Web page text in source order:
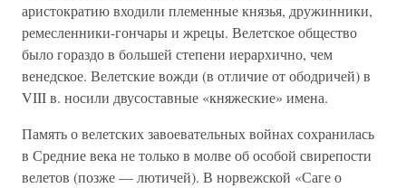
аристократию входили племенные князья, дружинники,
ремесленники-гончары и жрецы. Велетское общество
было гораздо в большей степени иерархично, чем
венедское. Велетские вожди (в отличие от ободричей) в
VIII в. носили двусоставные «княжеские» имена.
Память о велетских завоевательных войнах сохранилась
в Средние века не только в молве об особой свирепости
велетов (позже — лютичей). В норвежской «Саге о